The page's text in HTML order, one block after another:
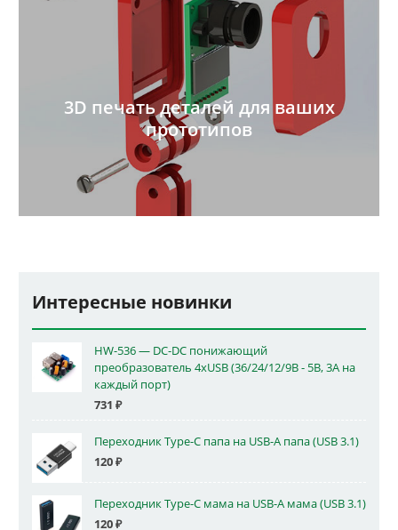
3D печать деталей для ваших
прототипов
Интересные новинки
HW-536 — DC-DC понижающий
преобразователь 4xUSB (36/24/12/9В - 5В, 3А на
каждый порт)
731 ₽
Переходник Type-C папа на USB-A папа (USB 3.1)
120₽
Переходник Type-C мама на USB-A мама (USB 3.1)
120₽